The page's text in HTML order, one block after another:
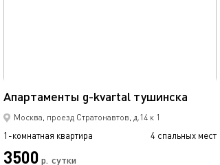
Апартаменты g-kvartal тушинска
Москва, проезд Стратонавтов, д.14 к 1
1-комнатная квартира 4 спальных мест
3500 р. сутки